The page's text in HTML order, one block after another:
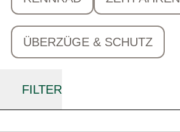
ÜBERZÜGE & SCHUTZ
FILTER